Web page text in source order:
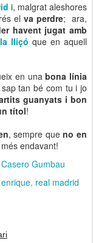
i, malgrat aleshores
el va perdre; ara,
havent jugat amb
lliçó que en aquell
en unabona línia
tan bé com tu i jo
guanyats i bon
títol!
, sempre queno en
endavant!
Gumbau
real madrid